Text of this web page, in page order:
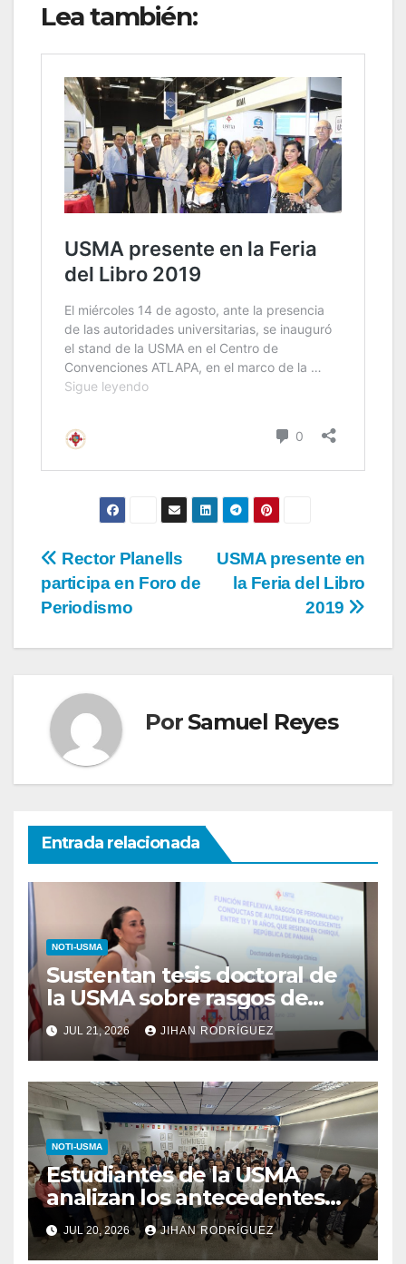
Lea también:
USMA presente en
la Feria del Libro
2019
Rector Planells
participa en Foro de
Periodismo
Por Samuel Reyes
Entrada relacionada
NOTI-USMA
Sustentan tesis doctoral de
la USMA sobre rasgos de
personalidad y conductas de
autolesión en adolescentes
JUL 21, 2026 JIHAN RODRÍGUEZ
NOTI-USMA
Estudiantes de la USMA
analizan los antecedentes
del Derecho Romano junto a
diputada invitada
JUL 20, 2026 JIHAN RODRÍGUEZ